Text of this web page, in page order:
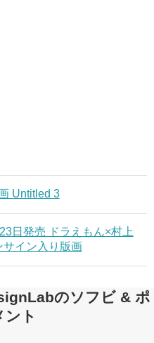
Untitled 3
日発売 ドラえもん×村上
イン入り版画
のソフビ & ポ
ト